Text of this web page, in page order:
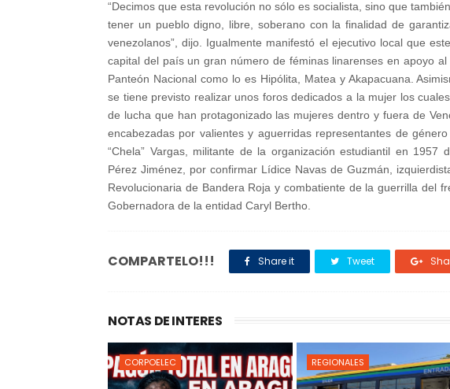
“Decimos que esta revolución no sólo es socialista, sino que
tener un pueblo digno, libre, soberano con la finalidad de
venezolanos”, dijo. Igualmente manifestó el ejecutivo local que
capital del país un gran número de féminas linarenses en apoyo
Panteón Nacional como lo es Hipólita, Matea y Akapacuana.
se tiene previsto realizar unos foros dedicados a la mujer los
de lucha que han protagonizado las mujeres dentro y fuera de
encabezadas por valientes y aguerridas representantes de
“Chela” Vargas, militante de la organización estudiantil en
Pérez Jiménez, por confirmar Lídice Navas de Guzmán,
Revolucionaria de Bandera Roja y combatiente de la guerrilla del
Gobernadora de la entidad Caryl Bertho.
COMPARTELO!!! Share it Tweet
NOTAS DE INTERES
CORPOELEC REGIONALES